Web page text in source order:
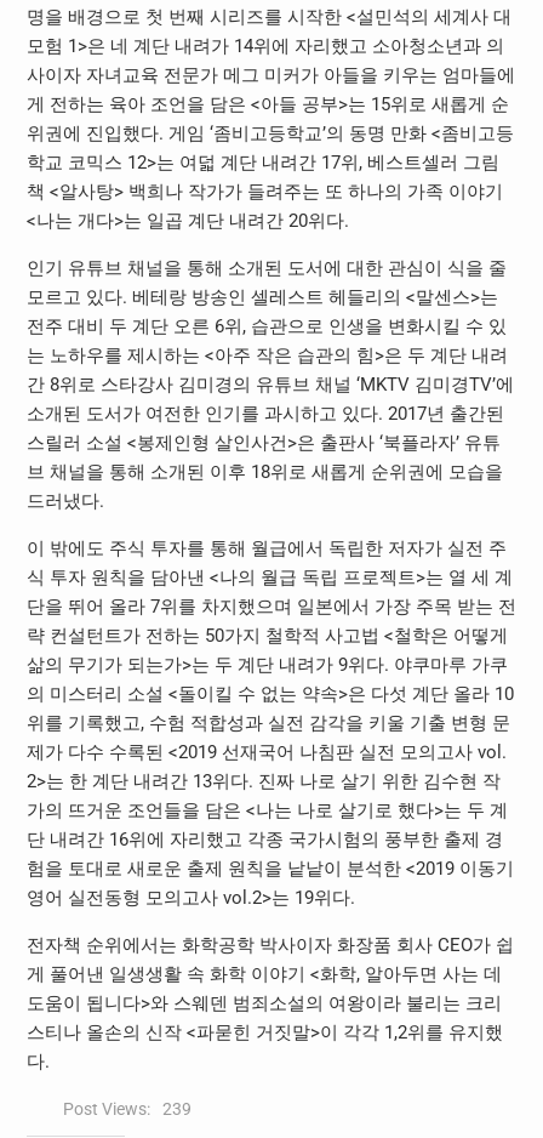
명을 배경으로 첫 번째 시리즈를 시작한 <설민석의 세계사 대
모험 1>은 네 계단 내려가 14위에 자리했고 소아청소년과 의
사이자 자녀교육 전문가 메그 미커가 아들을 키우는 엄마들에
게 전하는 육아 조언을 담은 <아들 공부>는 15위로 새롭게 순
위권에 진입했다. 게임 ‘좀비고등학교’의 동명 만화 <좀비고등
학교 코믹스 12>는 여덟 계단 내려간 17위, 베스트셀러 그림
책 <알사탕> 백희나 작가가 들려주는 또 하나의 가족 이야기
<나는 개다>는 일곱 계단 내려간 20위다.
인기 유튜브 채널을 통해 소개된 도서에 대한 관심이 식을 줄
모르고 있다. 베테랑 방송인 셀레스트 헤들리의 <말센스>는
전주 대비 두 계단 오른 6위, 습관으로 인생을 변화시킬 수 있
는 노하우를 제시하는 <아주 작은 습관의 힘>은 두 계단 내려
간 8위로 스타강사 김미경의 유튜브 채널 ‘MKTV 김미경TV’에
소개된 도서가 여전한 인기를 과시하고 있다. 2017년 출간된
스릴러 소설 <봉제인형 살인사건>은 출판사 ‘북플라자’ 유튜
브 채널을 통해 소개된 이후 18위로 새롭게 순위권에 모습을
드러냈다.
이 밖에도 주식 투자를 통해 월급에서 독립한 저자가 실전 주
식 투자 원칙을 담아낸 <나의 월급 독립 프로젝트>는 열 세 계
단을 뛰어 올라 7위를 차지했으며 일본에서 가장 주목 받는 전
략 컨설턴트가 전하는 50가지 철학적 사고법 <철학은 어떻게
삶의 무기가 되는가>는 두 계단 내려가 9위다. 야쿠마루 가쿠
의 미스터리 소설 <돌이킬 수 없는 약속>은 다섯 계단 올라 10
위를 기록했고, 수험 적합성과 실전 감각을 키울 기출 변형 문
제가 다수 수록된 <2019 선재국어 나침판 실전 모의고사 vol.
2>는 한 계단 내려간 13위다. 진짜 나로 살기 위한 김수현 작
가의 뜨거운 조언들을 담은 <나는 나로 살기로 했다>는 두 계
단 내려간 16위에 자리했고 각종 국가시험의 풍부한 출제 경
험을 토대로 새로운 출제 원칙을 낱낱이 분석한 <2019 이동기
영어 실전동형 모의고사 vol.2>는 19위다.
전자책 순위에서는 화학공학 박사이자 화장품 회사 CEO가 쉽
게 풀어낸 일생생활 속 화학 이야기 <화학, 알아두면 사는 데
도움이 됩니다>와 스웨덴 범죄소설의 여왕이라 불리는 크리
스티나 올손의 신작 <파묻힌 거짓말>이 각각 1,2위를 유지했
다.
Post Views: 239